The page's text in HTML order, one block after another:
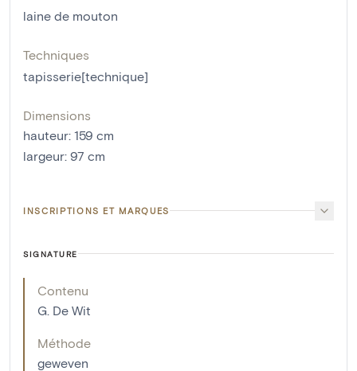
laine de mouton
Techniques
tapisserie[technique]
Dimensions
hauteur: 159 cm
largeur: 97 cm
INSCRIPTIONS ET MARQUES
SIGNATURE
Contenu
G. De Wit
Méthode
geweven